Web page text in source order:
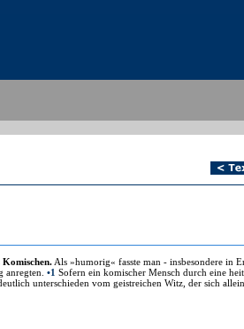
Komischen. Als »humorig« fasste man - insbesondere in
•1 Sofern ein komischer Mensch durch eine
unterschieden vom geistreichen Witz, der sich